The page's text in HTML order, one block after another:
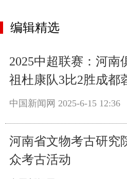
编辑精选
2025中超联赛：河南
祖杜康队3比2胜成都
中国新闻网 2025-6-15 12:36
河南省文物考古研究
众考古活动